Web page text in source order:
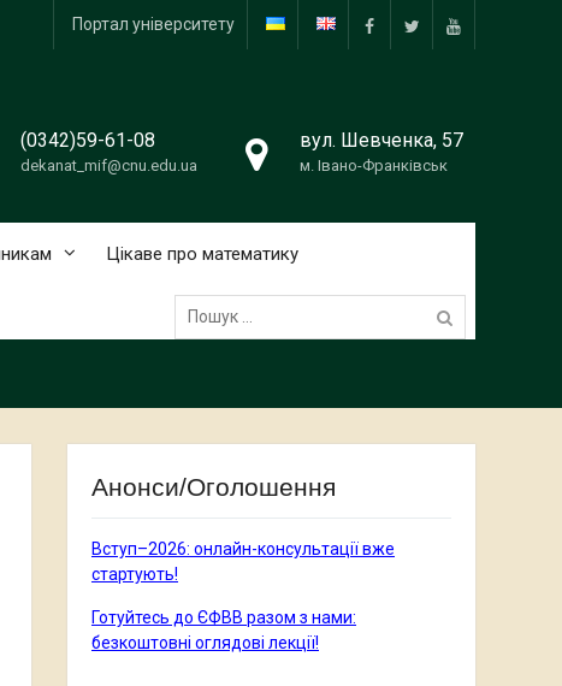
facebooktwitter youtube
Портал університету
(0342)59-61-08
dekanat_mif@cnu.edu.ua
вул. Шевченка, 57
м. Івано-Франківськ
Цікаве про математику
Пошук:
Анонси/Оголошення
Вступ–2026: онлайн-консультації вже
стартують!
Готуйтесь до ЄФВВ разом з нами:
безкоштовні оглядові лекції!